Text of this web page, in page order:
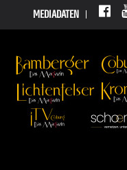
MEDIADATEN